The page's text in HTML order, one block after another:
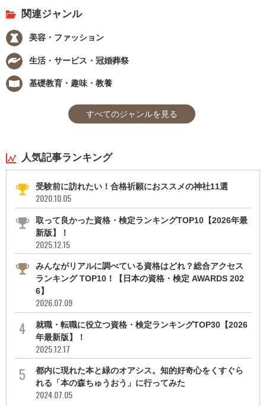
関連ジャンル
美容・ファッション
生活・サービス・冠婚葬祭
基礎教育・趣味・教養
すべてのジャンルを見る
人気記事ランキング
受験前に訪れたい！合格祈願におススメの神社11選
2020.10.05
取って良かった資格・検定ランキングTOP10【2026年最
新版】！
2025.12.15
みんながリアルに調べている資格はどれ？総合アクセス
ランキング TOP10！【日本の資格・検定 AWARDS 202
6】
2026.07.09
就職・転職に役立つ資格・検定ランキングTOP30【2026
年最新版】！
2025.12.17
都内に現れた本と緑のオアシス。知的好奇心をくすぐら
れる「本の森ちゅうおう」に行ってみた
2024.07.05